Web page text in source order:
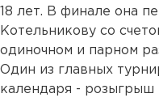
18 лет. В финале она
Котельникову со
одиночном и парном
Один из главных
календаря - розыгрыш